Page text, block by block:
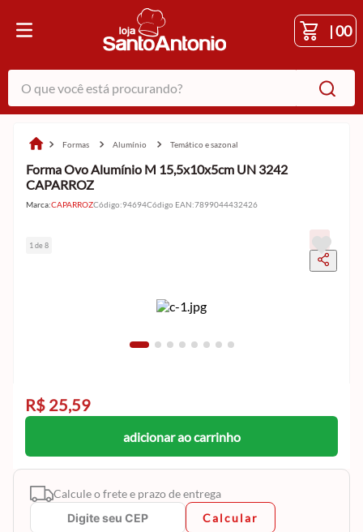
|00
O que você está procurando?
formas alumínio temático e sazonal
Forma Ovo Alumínio M 15,5x10x5cm UN 3242
CAPARROZ
Marca:CAPARROZCódigo:94694Código EAN:7899044432426
1 de 8
R$ 25,59
adicionar ao carrinho
Calcule o frete e prazo de entrega
Calcular